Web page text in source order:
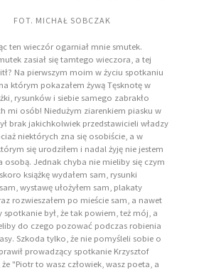
FOT. MICHAŁ SOBCZAK
ten wieczór ogarniał mnie smutek.
zasiał się tamtego wieczora, a tej
Na pierwszym moim w życiu spotkaniu
którym pokazałem żywą Tęsknotę w
rysunków i siebie samego zabrakło
mi osób! Niedużym ziarenkiem piasku w
brak jakichkolwiek przedstawicieli władzy
niektórych zna się osobiście, a w
się urodziłem i nadal żyję nie jestem
osobą. Jednak chyba nie mieliby się czym
książkę wydałem sam, rysunki
wystawę ułożyłem sam, plakaty
rozwieszałem po mieście sam, a nawet
spotkanie był, że tak powiem, też mój, a
do czego pozować podczas robienia
Szkoda tylko, że nie pomyśleli sobie o
prowadzący spotkanie Krzysztof
"Piotr to wasz człowiek, wasz poeta, a